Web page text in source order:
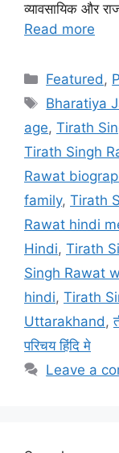
व्यावसायिक और
Read more
Categories
Featured,
Tags
Bharatiya
age, Tirath
Tirath Singh
Rawat
family, Tirath
Rawat hindi
Hindi, Tirath
Singh Rawat
hindi, Tirath
Uttarakhand,
परिचय हिंदि मे
Leave a